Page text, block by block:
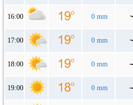
16:00 0 mm
17:00 0 mm
18:00 0 mm
19:00 0 mm